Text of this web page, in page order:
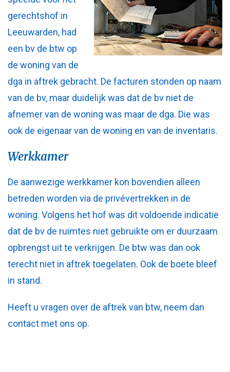
gerechtshof in
Leeuwarden, had
een bv de btw op
de woning van de
dga in aftrek gebracht. De facturen stonden op naam
van de bv, maar duidelijk was dat de bv niet de
afnemer van de woning was maar de dga. Die was
ook de eigenaar van de woning en van de inventaris.
Werkkamer
De aanwezige werkkamer kon bovendien alleen
betreden worden via de privévertrekken in de
woning. Volgens het hof was dit voldoende indicatie
dat de bv de ruimtes niet gebruikte om er duurzaam
opbrengst uit te verkrijgen. De btw was dan ook
terecht niet in aftrek toegelaten. Ook de boete bleef
in stand.
Heeft u vragen over de aftrek van btw, neem dan
contact met ons op.